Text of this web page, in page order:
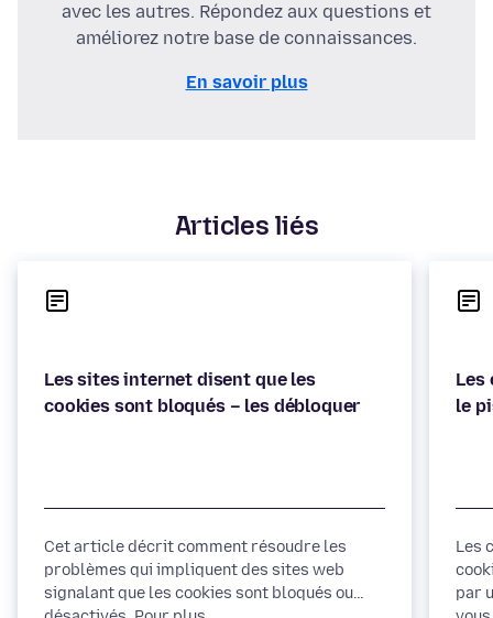
avec les autres. Répondez aux questions et
améliorez notre base de connaissances.
En savoir plus
Articles liés
Les sites internet disent que les
Cet article décrit comment résoudre les
problèmes qui impliquent des sites web
signalant que les cookies sont bloqués ou
Les
Les
par